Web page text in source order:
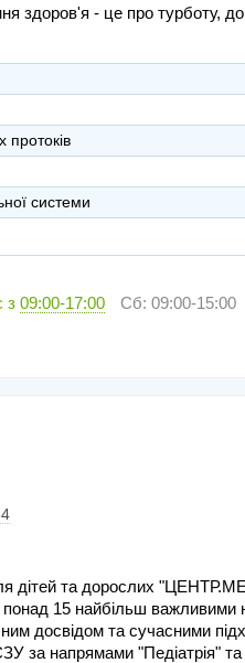
здоров'я - це про турботу,
протоків
системи
з 09:00-17:00 Сб: 09:00-15:00
дітей та дорослих
понад 15 найбільш
досвідом та сучасними
за напрямами "Педіатрія"